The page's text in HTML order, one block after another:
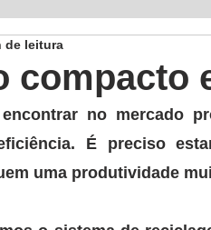
para pó e fumos de solda
compacto
de leitura
no mercado
É preciso
uma produtividade